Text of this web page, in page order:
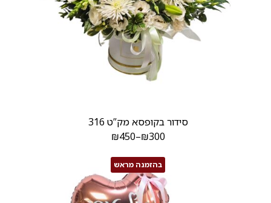
סידור בקופסא מק”ט 316
₪300
–
₪450
בהזמנה מראש